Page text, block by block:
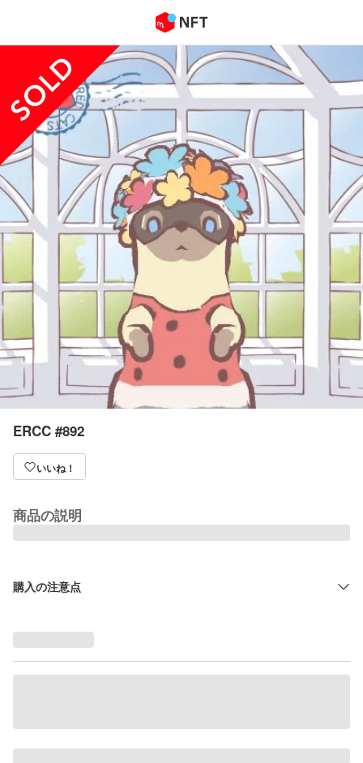
ERCC #892
いいね！
商品の説明
購入の注意点